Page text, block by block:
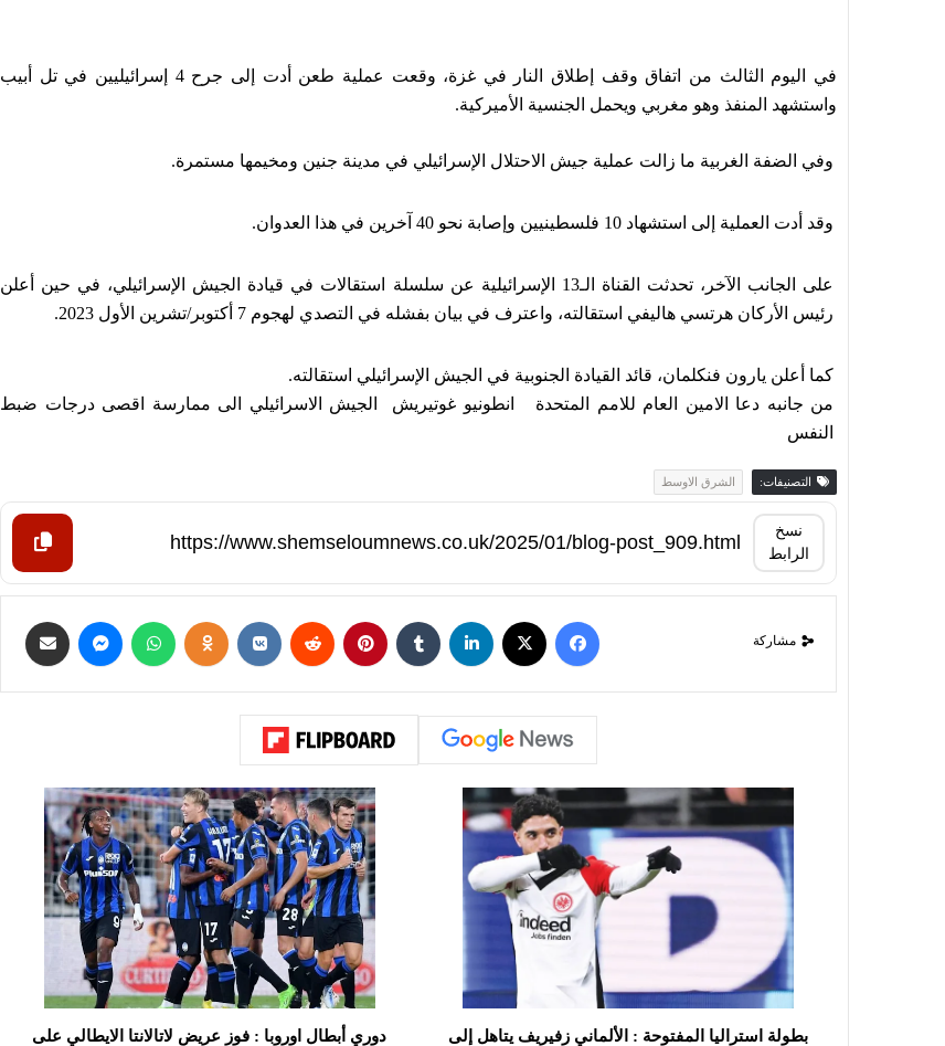
في اليوم الثالث من اتفاق وقف إطلاق النار في غزة، وقعت عملية طعن أدت إلى جرح 4 إسرائيليين في تل أبيب
واستشهد المنفذ وهو مغربي ويحمل الجنسية الأميركية.
وفي الضفة الغربية ما زالت عملية جيش الاحتلال الإسرائيلي في مدينة جنين ومخيمها مستمرة.
وقد أدت العملية إلى استشهاد 10 فلسطينيين وإصابة نحو 40 آخرين في هذا العدوان.
على الجانب الآخر، تحدثت القناة الـ13 الإسرائيلية عن سلسلة استقالات في قيادة الجيش الإسرائيلي، في حين أعلن
رئيس الأركان هرتسي هاليفي استقالته، واعترف في بيان بفشله في التصدي لهجوم 7 أكتوبر/تشرين الأول 2023.
كما أعلن يارون فنكلمان، قائد القيادة الجنوبية في الجيش الإسرائيلي استقالته.
من جانبه دعا الامين العام للامم المتحدة انطونيو غوتيريش الجيش الاسرائيلي الى ممارسة اقصى درجات ضبط
النفس
التصنيفات: الشرق الاوسط
نسخ
الرابط
مشاركة
بطولة استراليا المفتوحة : الألماني زفيريف يتاهل إلى
دوري أبطال اوروبا : فوز عريض لاتالانتا الايطالي على